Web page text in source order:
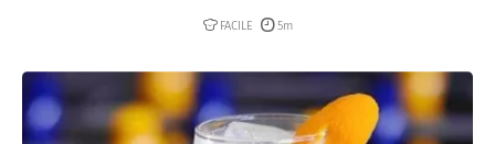
FACILE 5m